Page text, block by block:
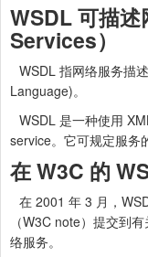
WSDL 可描
Services）
WSDL 指网络服务描
Language)。
WSDL 是一种使用
service。它可规定服务
在 W3C 的
在 2001 年 3 月，
（W3C note）提交到
络服务。